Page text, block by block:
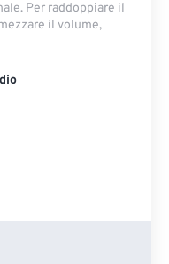
Per raddoppiare il
il volume,